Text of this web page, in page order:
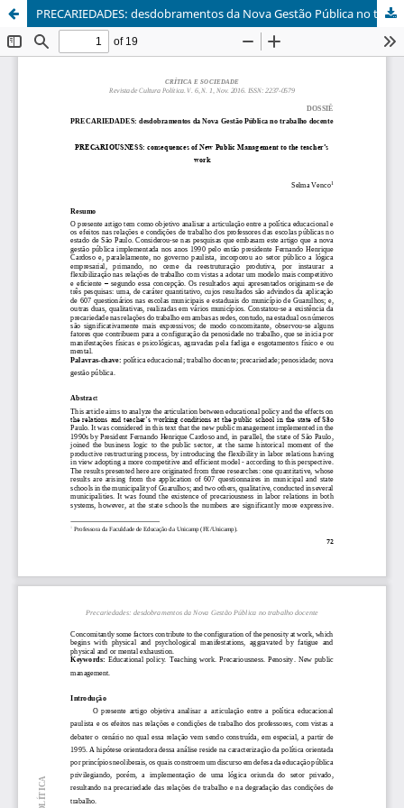
PRECARIEDADES: desdobramentos da Nova Gestão Pública no trabalho docente